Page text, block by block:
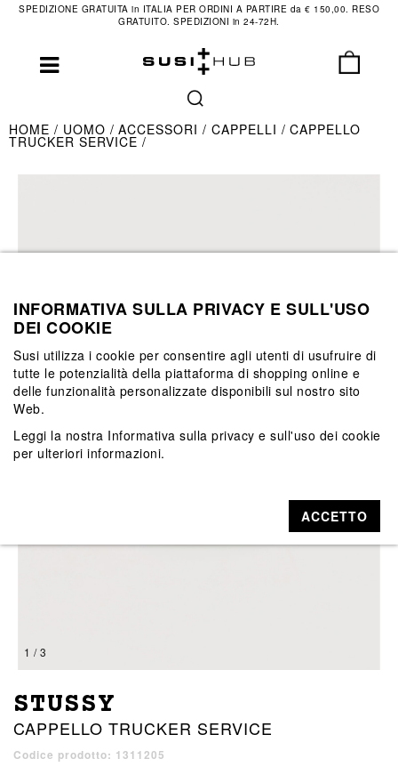
SPEDIZIONE GRATUITA in ITALIA PER ORDINI A PARTIRE da € 150,00. RESO
GRATUITO. SPEDIZIONI in 24-72H.
HOME UOMO ACCESSORI CAPPELLI CAPPELLO
TRUCKER SERVICE
1 / 3
STUSSY
CAPPELLO TRUCKER SERVICE
Codice prodotto: 1311205
INFORMATIVA SULLA PRIVACY E SULL'USO
DEI COOKIE
Susi utilizza i cookie per consentire agli utenti di usufruire di
tutte le potenzialità della piattaforma di shopping online e
delle funzionalità personalizzate disponibili sul nostro sito
Web.
Leggi la nostra Informativa sulla privacy e sull'uso dei cookie
per ulteriori informazioni.
ACCETTO